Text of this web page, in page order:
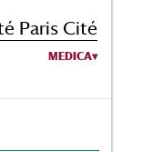
Paris Cité
MEDICA